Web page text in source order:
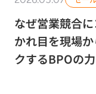
なぜ営業競合
かれ目を現場
クするBPOの力